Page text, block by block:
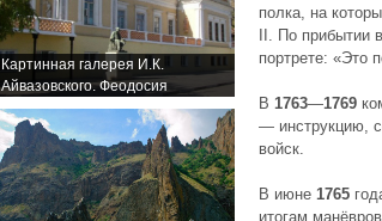
Картинная галерея И.К.
Айвазовского. Феодосия
полка, на
II. По прибытии
портрете: «Это
В 1763—1769
— инструкцию,
войск.
В июне 1765
итогам